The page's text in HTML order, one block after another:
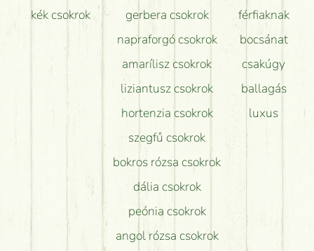
kék csokrok
gerbera csokrok
napraforgó csokrok
amarílisz csokrok
liziantusz csokrok
hortenzia csokrok
szegfű csokrok
bokros rózsa csokrok
dália csokrok
peónia csokrok
angol rózsa csokrok
férfiaknak
bocsánat
csakúgy
ballagás
luxus